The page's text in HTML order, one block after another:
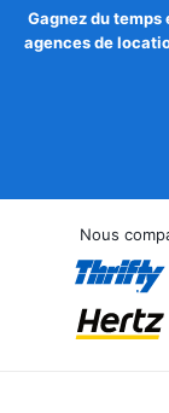
Gagnez du
agences de
Nous